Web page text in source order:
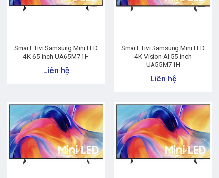
Smart Tivi Samsung Mini LED
4K 65 inch UA65M71H
Liên hệ
Smart Tivi Samsung Mini LED
4K Vision AI 55 inch
UA55M71H
Liên hệ